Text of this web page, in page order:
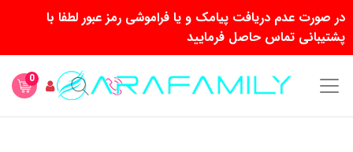
در صورت عدم دریافت پیامک و یا فراموشی رمز عبور لطفا با
پشتیبانی تماس حاصل فرمایید
0